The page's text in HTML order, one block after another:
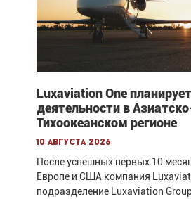
Luxaviation One
деятельности в
Тихоокеанском регионе
10 августа 2026
После успешных первых 10
Европе и США компания
подразделение Luxaviation